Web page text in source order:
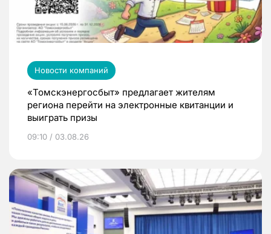
Новости компаний
«Томскэнергосбыт» предлагает жителям
региона перейти на электронные квитанции и
выиграть призы
09:10 / 03.08.26